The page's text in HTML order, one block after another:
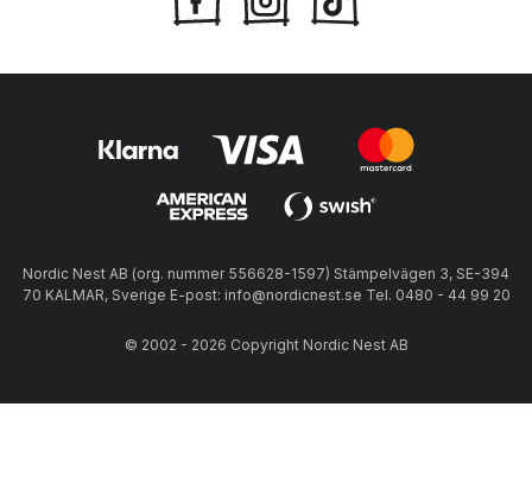
Nordic Nest AB (org. nummer 556628-1597) Stämpelvägen 3, SE-394
70 KALMAR, Sverige E-post: info@nordicnest.se Tel. 0480 - 44 99 20
© 2002 - 2026 Copyright Nordic Nest AB